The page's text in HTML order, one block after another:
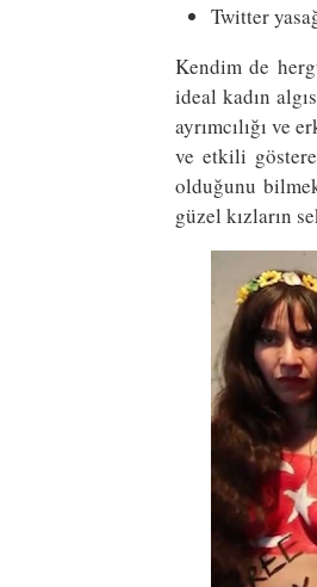
Twitter
Kendim de
ideal kadın
ayrımcılığı ve
ve etkili
olduğunu
güzel kızların